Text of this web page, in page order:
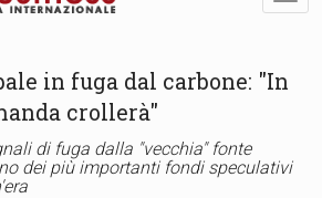
in fuga dal carbone: "In
crollerà"
di fuga dalla "vecchia" fonte
dei più importanti fondi speculativi